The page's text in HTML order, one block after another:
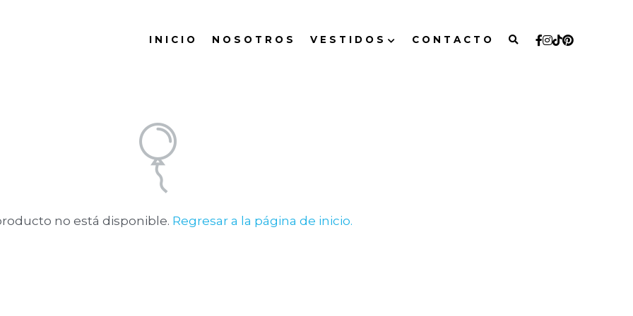
I N I C I O N O S O T R O S V E S T I D O S C O N T A C T O
no está disponible. Regresar a la página de inicio.